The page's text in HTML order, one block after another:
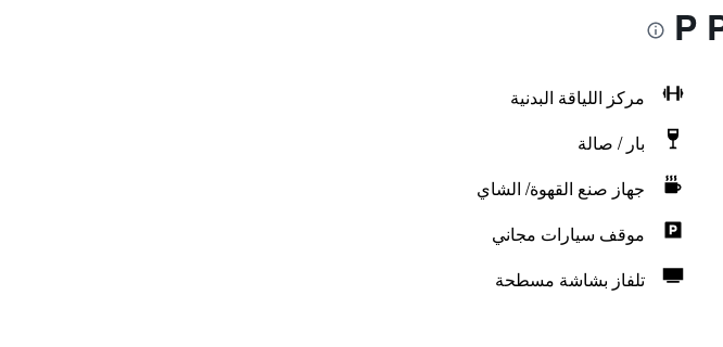
مركز اللياقة البدنية
بار / صالة
جهاز صنع القهوة/ الشاي
موقف سيارات مجاني
تلفاز بشاشة مسطحة